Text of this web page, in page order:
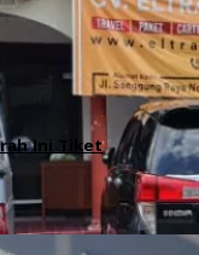
Ini Tiket